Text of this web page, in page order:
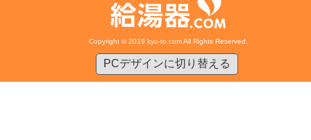
Copyright © 2019 kyu-to.com All Rights Reserved.